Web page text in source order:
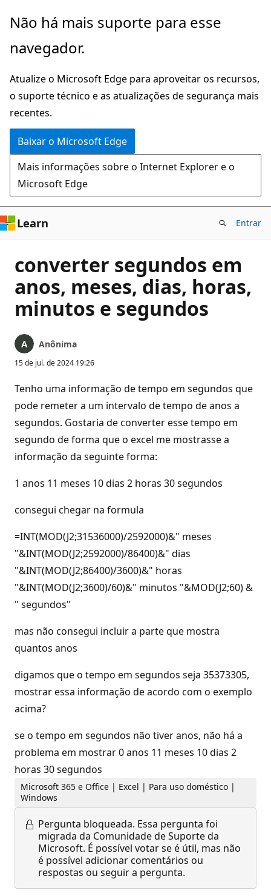
Pular
o
principal
Não há mais suporte para esse
navegador.
Atualize o Microsoft Edge para aproveitar os recursos,
o suporte técnico e as atualizações de segurança mais
recentes.
Baixar o Microsoft Edge
Mais informações sobre o Internet Explorer e o
Microsoft Edge
Learn Entrar
converter segundos em
anos, meses, dias, horas,
minutos e segundos
Anônima
15 de jul. de 2024 19:26
Tenho uma informação de tempo em segundos que
pode remeter a um intervalo de tempo de anos a
segundos. Gostaria de converter esse tempo em
segundo de forma que o excel me mostrasse a
informação da seguinte forma:
1 anos 11 meses 10 dias 2 horas 30 segundos
consegui chegar na formula
=INT(MOD(J2;31536000)/2592000)&" meses
"&INT(MOD(J2;2592000)/86400)&" dias
"&INT(MOD(J2;86400)/3600)&" horas
"&INT(MOD(J2;3600)/60)&" minutos "&MOD(J2;60) &
" segundos"
mas não consegui incluir a parte que mostra
quantos anos
digamos que o tempo em segundos seja 35373305,
mostrar essa informação de acordo com o exemplo
acima?
se o tempo em segundos não tiver anos, não há a
problema em mostrar 0 anos 11 meses 10 dias 2
horas 30 segundos
Microsoft 365 e Office | Excel | Para uso doméstico |
Windows
Pergunta bloqueada. Essa pergunta foi
migrada da Comunidade de Suporte da
Microsoft. É possível votar se é útil, mas não
é possível adicionar comentários ou
respostas ou seguir a pergunta.